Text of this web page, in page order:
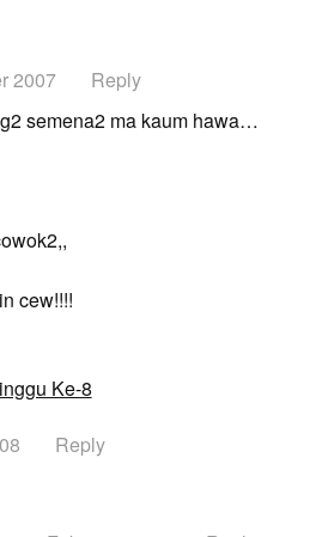
2007
Reply
semena2 ma kaum hawa…
cew!!!!
Ke-8
Reply